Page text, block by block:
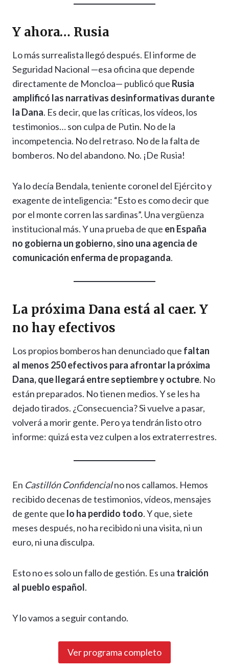
Y ahora… Rusia
Lo más surrealista llegó después. El informe de
Seguridad Nacional —esa oficina que depende
directamente de Moncloa— publicó que Rusia
amplificó las narrativas desinformativas durante
la Dana. Es decir, que las críticas, los vídeos, los
testimonios… son culpa de Putin. No de la
incompetencia. No del retraso. No de la falta de
bomberos. No del abandono. No. ¡De Rusia!
Ya lo decía Bendala, teniente coronel del Ejército y
exagente de inteligencia: “Esto es como decir que
por el monte corren las sardinas”. Una vergüenza
institucional más. Y una prueba de que en España
no gobierna un gobierno, sino una agencia de
comunicación enferma de propaganda.
La próxima Dana está al caer. Y
no hay efectivos
Los propios bomberos han denunciado que faltan
al menos 250 efectivos para afrontar la próxima
Dana, que llegará entre septiembre y octubre. No
están preparados. No tienen medios. Y se les ha
dejado tirados. ¿Consecuencia? Si vuelve a pasar,
volverá a morir gente. Pero ya tendrán listo otro
informe: quizá esta vez culpen a los extraterrestres.
En Castillón Confidencialno nos callamos. Hemos
recibido decenas de testimonios, vídeos, mensajes
de gente que lo ha perdido todo. Y que, siete
meses después, no ha recibido ni una visita, ni un
euro, ni una disculpa.
Esto no es solo un fallo de gestión. Es una traición
al pueblo español.
Y lo vamos a seguir contando.
Ver programa completo